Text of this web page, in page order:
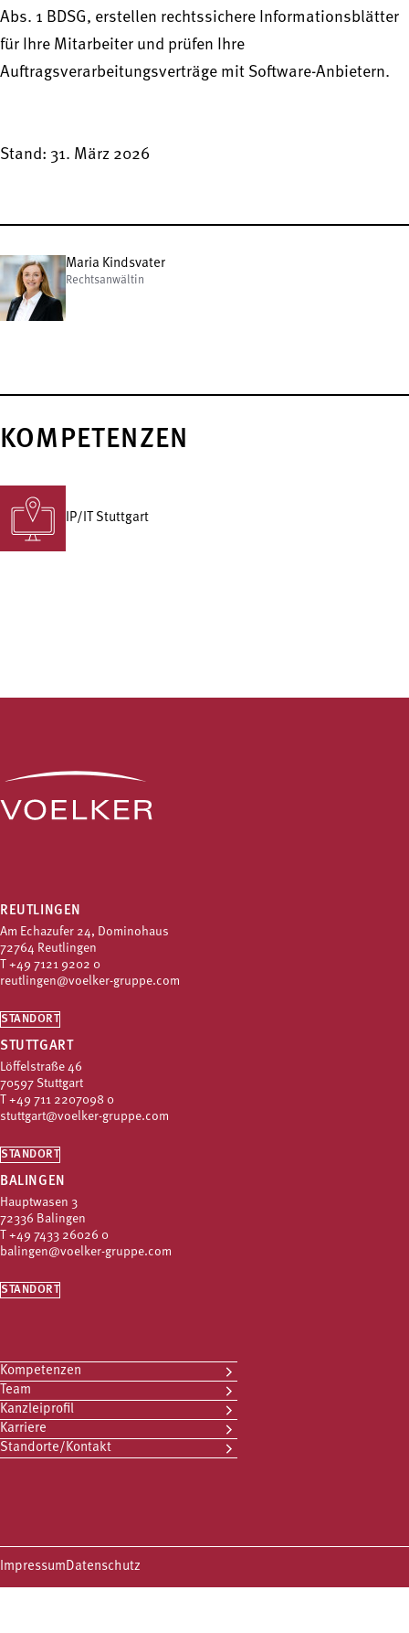
Abs. 1 BDSG, erstellen rechtssichere Informationsblätter
für Ihre Mitarbeiter und prüfen Ihre
Auftragsverarbeitungsverträge mit Software-Anbietern.
Stand: 31. März 2026
Maria Kindsvater
Rechtsanwältin
KOMPETENZEN
IP/IT Stuttgart
REUTLINGEN
Am Echazufer 24, Dominohaus
72764 Reutlingen
+49 7121 9202 0
reutlingen@voelker-gruppe.com
STANDORT
STUTTGART
Löffelstraße 46
70597 Stuttgart
+49 711 2207098 0
stuttgart@voelker-gruppe.com
STANDORT
BALINGEN
Hauptwasen 3
72336 Balingen
+49 7433 26026 0
balingen@voelker-gruppe.com
STANDORT
Kompetenzen
Team
Kanzleiprofil
Karriere
Standorte/Kontakt
Impressum Datenschutz